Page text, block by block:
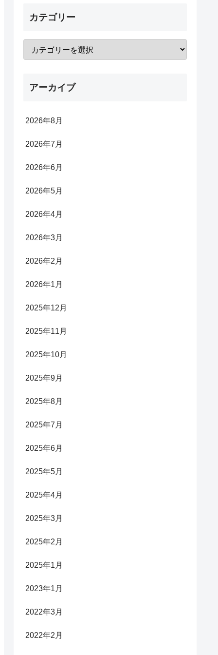
カテゴリー
アーカイブ
2026年8月
2026年7月
2026年6月
2026年5月
2026年4月
2026年3月
2026年2月
2026年1月
2025年12月
2025年11月
2025年10月
2025年9月
2025年8月
2025年7月
2025年6月
2025年5月
2025年4月
2025年3月
2025年2月
2025年1月
2023年1月
2022年3月
2022年2月